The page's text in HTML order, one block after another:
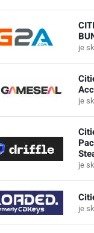
je
je
je
je